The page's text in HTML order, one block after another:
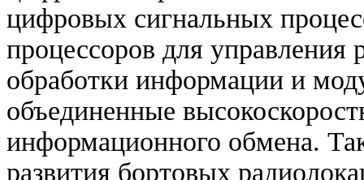
цифровых сигнальных
процессоров для
обработки информации и
объединенные
информационного обмена.
развития бортовых